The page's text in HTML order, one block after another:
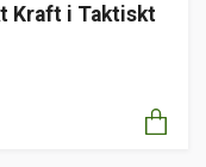
Kraft i Taktiskt